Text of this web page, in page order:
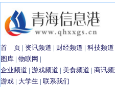
首 页 | 资讯频道 | 财经频道 | 科技频道
图库 | 物联网 |
企业频道 | 游戏频道 | 美食频道 | 商讯频
游戏 | 大学生 | 联系我们